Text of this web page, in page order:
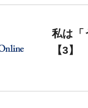
私は「
【3】